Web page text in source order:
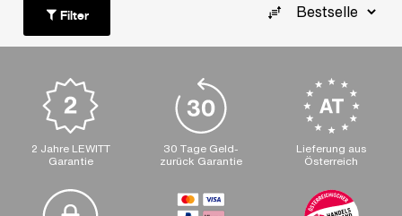
Filter
2 Jahre LEWITT
Garantie
30 Tage Geld-
zurück Garantie
Lieferung aus
Österreich